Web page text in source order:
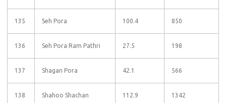
135 Seh Pora 100.4 850
136 Seh Pora Ram Pathri 27.5 198
137 Shagan Pora 42.1 566
138 Shahoo Shachan 112.9 1342